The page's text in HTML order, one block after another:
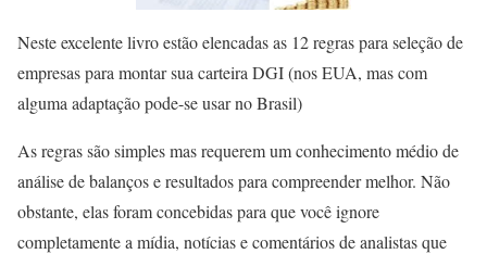
Neste excelente livro estão elencadas as 12 regras para seleção de
empresas para montar sua carteira DGI (nos EUA, mas com
alguma adaptação pode-se usar no Brasil)
As regras são simples mas requerem um conhecimento médio de
análise de balanços e resultados para compreender melhor. Não
obstante, elas foram concebidas para que você ignore
completamente a mídia, notícias e comentários de analistas que